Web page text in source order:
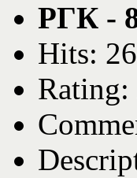
РГК -
Hits:
Rating: